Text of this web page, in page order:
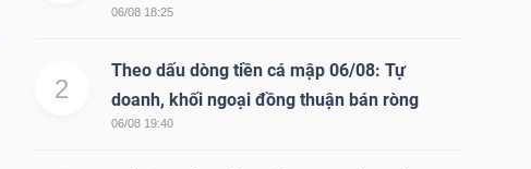
06/08 18:25
2
Theo dấu dòng tiền cá mập 06/08: Tự
doanh, khối ngoại đồng thuận bán ròng
06/08 19:40